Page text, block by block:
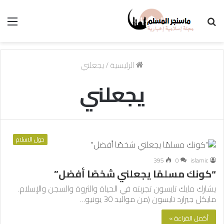
الرئيسية/يجعلني
يجعلني
حول الاسلام
islamic
0
395
“كونك مسلمًا يجعلني شخصًا أفضل”
يشارك مايك تايسون تجربته في الحياة والثروة والسجن والإسلام.
مايكل جيرارد تايسون (من مواليد 30 يونيو…
أكمل القراءة »